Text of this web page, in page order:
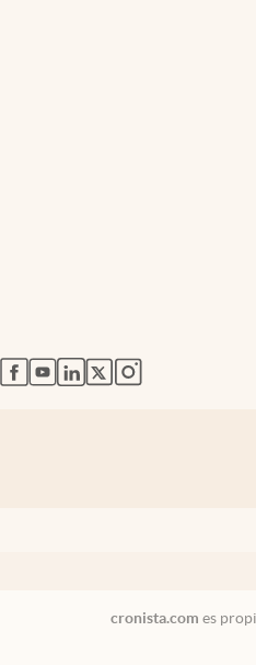
abre en nueva pestaña
abre en nueva pestaña
abre en nueva pestaña
abre en nueva
abre en nueva
cronista.com es